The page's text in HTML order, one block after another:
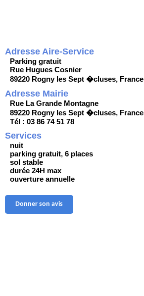
Adresse Aire-Service
Parking gratuit
Rue Hugues Cosnier
89220 Rogny les Sept �cluses, France
Adresse Mairie
Rue La Grande Montagne
89220 Rogny les Sept �cluses, France
Tél : 03 86 74 51 78
Services
nuit
parking gratuit, 6 places
sol stable
durée 24H max
ouverture annuelle
Donner son avis